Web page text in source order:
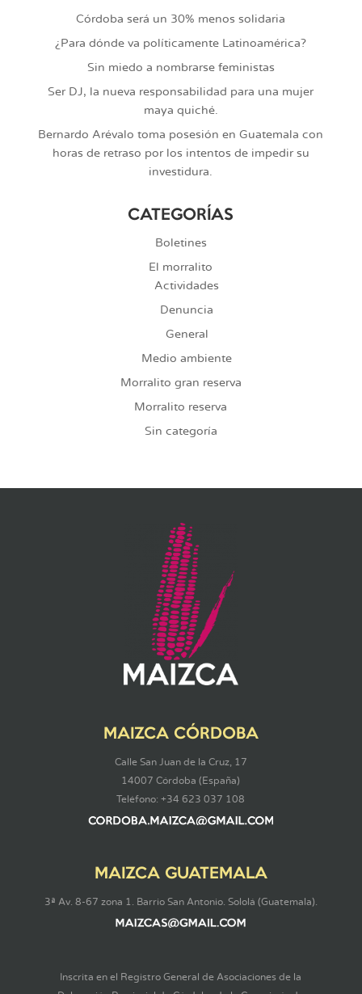
Córdoba será un 30% menos solidaria
¿Para dónde va políticamente Latinoamérica?
Sin miedo a nombrarse feministas
Ser DJ, la nueva responsabilidad para una mujer
maya quiché.
Bernardo Arévalo toma posesión en Guatemala con
horas de retraso por los intentos de impedir su
investidura.
CATEGORÍAS
Boletines
El morralito
Actividades
Denuncia
General
Medio ambiente
Morralito gran reserva
Morralito reserva
Sin categoría
MAIZCA CÓRDOBA
Calle San Juan de la Cruz, 17
14007 Córdoba (España)
Teléfono: +34 623 037 108
MAIZCA GUATEMALA
3ª Av. 8-67 zona 1. Barrio San Antonio. Sololá (Guatemala).
Inscrita en el Registro General de Asociaciones de la